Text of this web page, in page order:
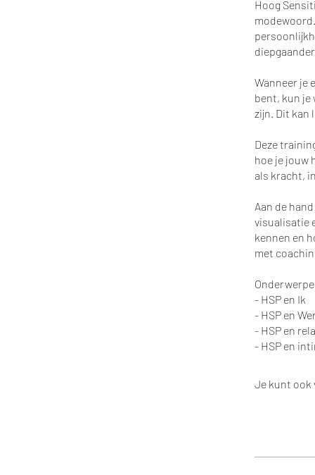
Hoog
Wanneer je
bent, kun je
zijn. Dit kan
Deze
hoe je jouw
als kracht,
Aan de
visualisatie
kennen en
met
- HSP en Ik
- HSP en
- HSP en
- HSP en
Je kunt ook